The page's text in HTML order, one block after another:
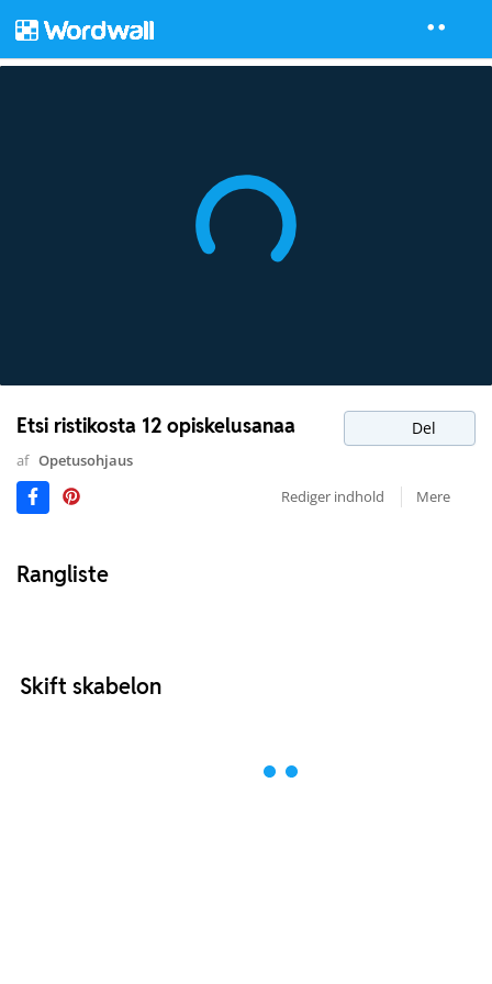
Etsi ristikosta 12 opiskelusanaa Del
af Opetusohjaus
Rediger indhold
Mere
Rangliste
Skift skabelon